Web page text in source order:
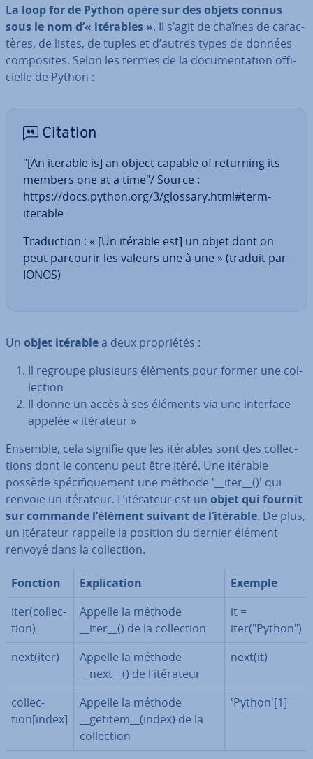
La loop for de Python opère sur des objets connus
sous le nom d’« itérables ». Il s’agit de chaînes de ca­rac­
tères, de listes, de tuples et d’autres types de données
com­po­sites. Selon les termes de la do­cu­men­ta­tion of­fi­
cielle de Python :
Citation
"[An iterable is] an object capable of returning its
members one at a time"/ Source :
https://docs.python.org/3/glossary.html#term-
iterable
Tra­duc­tion : « [Un itérable est] un objet dont on
peut parcourir les valeurs une à une » (traduit par
IONOS)
Un objet itérablea deux pro­prié­tés :
Il regroupe plusieurs éléments pour former une col­
lec­tion
Il donne un accès à ses éléments via une interface
appelée « itérateur »
Ensemble, cela signifie que les itérables sont des col­lec­
tions dont le contenu peut être itéré. Une itérable
possède spé­ci­fi­que­ment une méthode '__iter__()' qui
renvoie un itérateur. L’itérateur est un objet qui fournit
sur commande l’élément suivant de l’itérable. De plus,
un itérateur rappelle la position du dernier élément
renvoyé dans la col­lec­tion.
Fonction Ex­pli­ca­tion
Exemple
iter(col­lec­
tion)
Appelle la méthode
__iter__() de la col­lec­tion
it =
iter("Python")
next(iter)
Appelle la méthode
__next__() de l'ité­ra­teur
next(it)
col­lec­
tion[index]
Appelle la méthode
__getitem__(index) de la
col­lec­tion
'Python'[1]